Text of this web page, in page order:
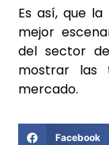
Es así, que
mejor
del sector
mostrar las
mercado.
COMPARTIR
Facebook